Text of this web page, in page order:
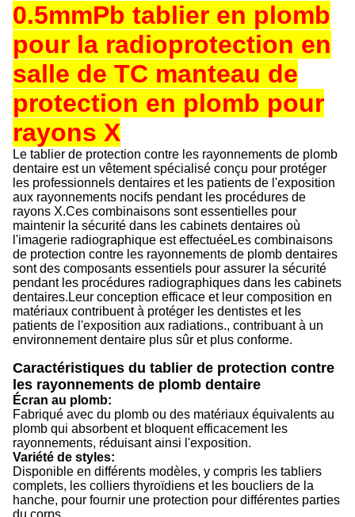
0.5mmPb tablier en plomb
pour la radioprotection en
salle de TC manteau de
protection en plomb pour
rayons X
Le tablier de protection contre les rayonnements de plomb
dentaire est un vêtement spécialisé conçu pour protéger
les professionnels dentaires et les patients de l'exposition
aux rayonnements nocifs pendant les procédures de
rayons X.Ces combinaisons sont essentielles pour
maintenir la sécurité dans les cabinets dentaires où
l'imagerie radiographique est effectuéeLes combinaisons
de protection contre les rayonnements de plomb dentaires
sont des composants essentiels pour assurer la sécurité
pendant les procédures radiographiques dans les cabinets
dentaires.Leur conception efficace et leur composition en
matériaux contribuent à protéger les dentistes et les
patients de l'exposition aux radiations., contribuant à un
environnement dentaire plus sûr et plus conforme.
Caractéristiques du tablier de protection contre
les rayonnements de plomb dentaire
Écran au plomb:
Fabriqué avec du plomb ou des matériaux équivalents au
plomb qui absorbent et bloquent efficacement les
rayonnements, réduisant ainsi l'exposition.
Variété de styles:
Disponible en différents modèles, y compris les tabliers
complets, les colliers thyroïdiens et les boucliers de la
hanche, pour fournir une protection pour différentes parties
du corps.